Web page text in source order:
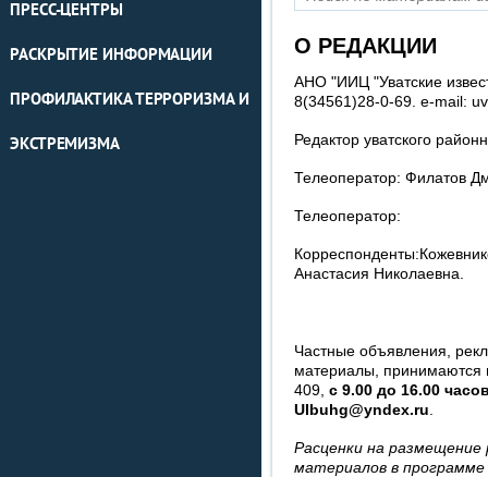
ПРЕСС-ЦЕНТРЫ
РАСКРЫТИЕ ИНФОРМАЦИИ
ПРОФИЛАКТИКА ТЕРРОРИЗМА И
ЭКСТРЕМИЗМА
О РЕДАКЦИИ
АНО "ИИЦ "Уватские
8(34561)28-0-69. e-mail:
Редактор уватского
Телеоператор: Филатов
Телеоператор:
Анастасия Николаевна.
Частные объявления,
материалы, принимаются
409, с 9.00 до 16.00
UIbuhg@yndex.ru
Расценки на
материалов в